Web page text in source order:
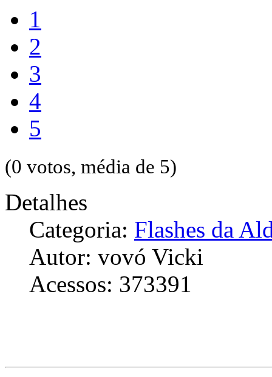
1
2
3
4
5
(0 votos, média de 5)
Detalhes
Categoria: Flashes da
Autor: vovó Vicki
Acessos: 373391